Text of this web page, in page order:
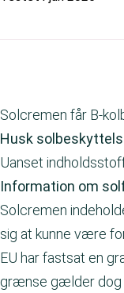
Solcremen får B-
Husk
Uanset
Information om
Solcremen
sig at kunne være
EU har fastsat en
grænse gælder dog